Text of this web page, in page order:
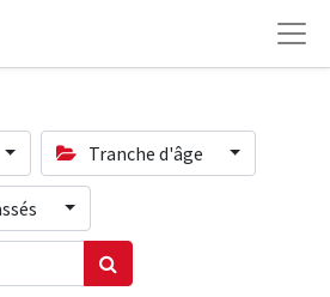
Tranche d'âge